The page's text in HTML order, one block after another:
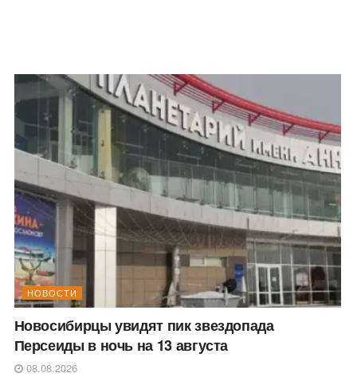
НОВОСТИ
Новосибирцы увидят пик звездопада
Персеиды в ночь на 13 августа
08.08.2026